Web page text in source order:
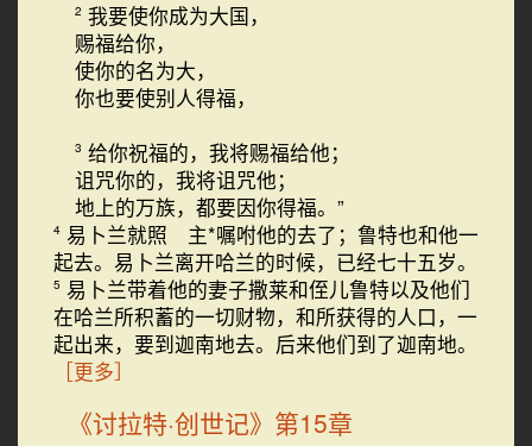
2 我要使你成为大国，
赐福给你，
使你的名为大，
你也要使别人得福，
3 给你祝福的，我将赐福给他；
诅咒你的，我将诅咒他；
地上的万族，都要因你得福。”
4 易卜兰就照 主*嘱咐他的去了；鲁特也和他一
起去。易卜兰离开哈兰的时候，已经七十五岁。
5 易卜兰带着他的妻子撒莱和侄儿鲁特以及他们
在哈兰所积蓄的一切财物，和所获得的人口，一
起出来，要到迦南地去。后来他们到了迦南地。
［更多］
《讨拉特·创世记》第15章